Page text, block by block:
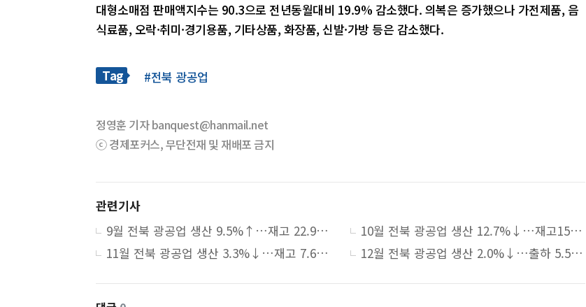
대형소매점 판매액지수는 90.3으로 전년동월대비 19.9% 감소했다. 의복은 증가했으나 가전제품, 음
식료품, 오락·취미·경기용품, 기타상품, 화장품, 신발·가방 등은 감소했다.
Tag #전북 광공업
정영훈 기자 banquest@hanmail.net
ⓒ 경제포커스, 무단전재 및 재배포 금지
관련기사
9월 전북 광공업 생산 9.5%↑…재고 22.9%↑·대형소매점 17%↓
10월 전북 광공업 생산 12.7%↓…재고15.0%↑·대형소매점 5.6%↑
11월 전북 광공업 생산 3.3%↓…재고 7.6%↑·대형소매점 10.1%↓
12월 전북 광공업 생산 2.0%↓…출하 5.5%↑·대형소매점 9.2%↓